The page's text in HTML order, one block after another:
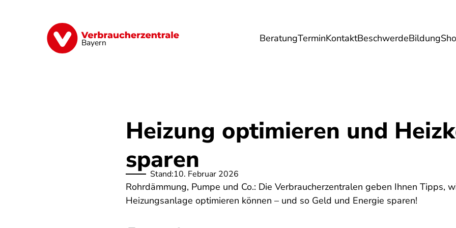
Bayern BeratungTerminKontaktBeschwerdeBildung
Finanzen Digitales Lebensmittel Umwelt Gesundheit Energie
Heizung optimieren und
sparen
Stand:10. Februar 2026
Rohrdämmung, Pumpe und Co.: Die Verbraucherzentralen geben Ihnen Tipps,
Heizungsanlage optimieren können – und so Geld und Energie sparen!